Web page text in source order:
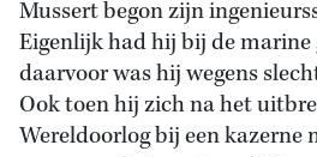
Mussert begon zijn
Eigenlijk had hij bij de
daarvoor was hij wegens
Ook toen hij zich na het
Wereldoorlog bij een kazerne